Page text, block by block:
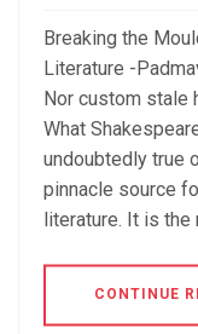
Breaking the
Literature -
Nor custom stale
What
undoubtedly true
pinnacle source
literature. It is the
CONTINUE